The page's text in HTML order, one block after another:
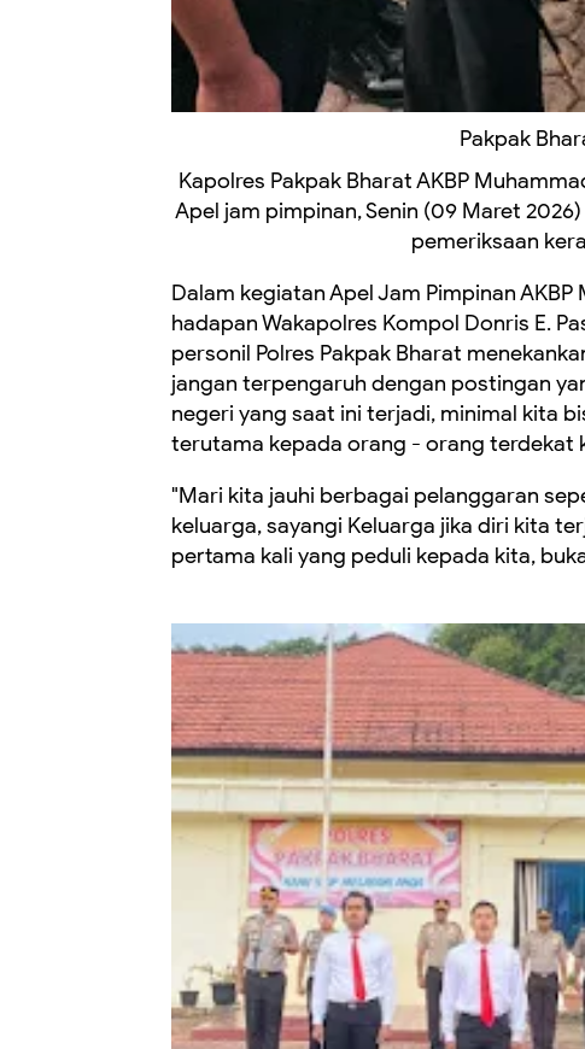
Pakpak
Kapolres Pakpak Bharat AKBP
Apel jam pimpinan, Senin (09 Maret
pemeriksaan
Dalam kegiatan Apel Jam Pimpinan AKBP
hadapan Wakapolres Kompol Donris E.
personil Polres Pakpak Bharat
jangan terpengaruh dengan postingan
negeri yang saat ini terjadi, minimal kita
terutama kepada orang - orang terdekat
"Mari kita jauhi berbagai pelanggaran
keluarga, sayangi Keluarga jika diri kita
pertama kali yang peduli kepada kita,